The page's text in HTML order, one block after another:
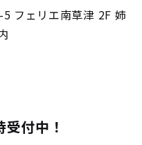
フェリエ南草津 2F 姉
付中！